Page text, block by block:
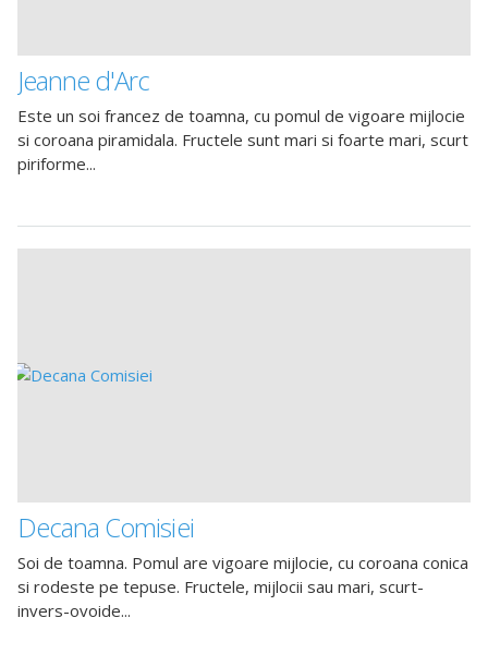
Jeanne d'Arc
Este un soi francez de toamna, cu pomul de vigoare mijlocie
si coroana piramidala. Fructele sunt mari si foarte mari, scurt
piriforme...
Decana Comisiei
Soi de toamna. Pomul are vigoare mijlocie, cu coroana conica
si rodeste pe tepuse. Fructele, mijlocii sau mari, scurt-
invers-ovoide...